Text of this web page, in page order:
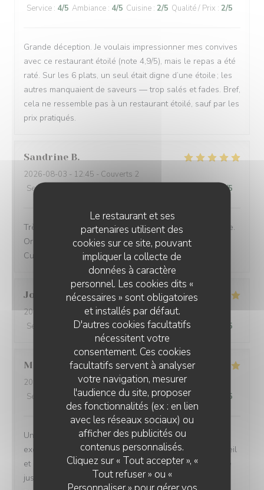
Le restaurant et ses
partenaires utilisent des
cookies sur ce site, pouvant
impliquer la collecte de
données à caractère
personnel. Les cookies dits «
nécessaires » sont obligatoires
et installés par défaut.
D'autres cookies facultatifs
nécessitent votre
consentement. Ces cookies
facultatifs servent à analyser
votre navigation, mesurer
l'audience du site, proposer
des fonctionnalités (ex : en lien
avec les réseaux sociaux) ou
afficher des publicités ou
contenus personnalisés.
Cliquez sur « Tout accepter », «
Tout refuser » ou «
Service : 4/5 Ambiance : 4/5 Cuisine : 2/5 Qualité / Prix : 2/5
Grande déception. Je voulais impressionner mes convives
avec ce restaurant étoilé (note 4,9/5), mais le repas a été
raté. Sur les 6 plats, un seul était digne d’une étoile ; les
autres manquaient de saveurs — trop salés et fades. Bref,
cela ne ressemble pas à un restaurant étoilé, sauf par les
prix pratiqués.
Sandrine B
2026-08-03 - 12:45 - Couverts 2
Service
/5
Très belle découverte d’une table plus que prometteuse.
Originalité, justesse des goûts, très belles associations.
Cuisine très végétale remarquable !
Jordan A
2026-08-03
- 19:30 - Couverts 2
Service
Ambiance: 5/5 Cuisine:5/5 Qualité / Prix /5
Mathieu D
2026-07-23
- 20:00 - Couverts 2
Service
Ambiance:5 /5 Cuisine : 5/5 Qualité / Prix /5
Un excellent moment que ce soit au niveau des plats
exceptionnels que nous avons dégustés, que de l’accueil
et du service irréprochable. Un lieu authentique qui vise
juste, avec une cuisine de très haut niveau sans être